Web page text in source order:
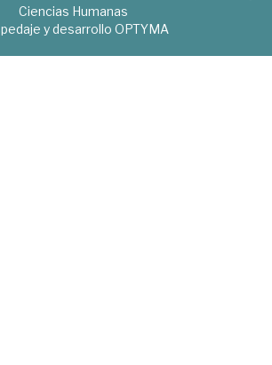
Ciencias Humanas
y desarrollo OPTYMA